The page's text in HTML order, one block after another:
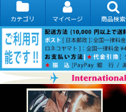
カテゴリ マイページ 商品検索